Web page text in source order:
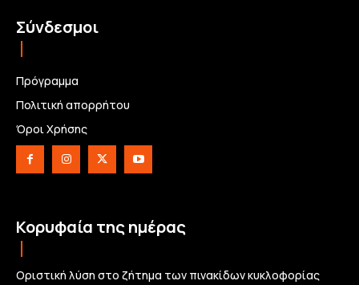
Σύνδεσμοι
Πρόγραμμα
Πολιτική απορρήτου
Όροι Χρήσης
Κορυφαία της ημέρας
Οριστική λύση στο ζήτημα των πινακίδων κυκλοφορίας